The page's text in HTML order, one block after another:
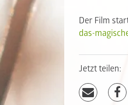
Der Film
das-
Jetzt teilen: